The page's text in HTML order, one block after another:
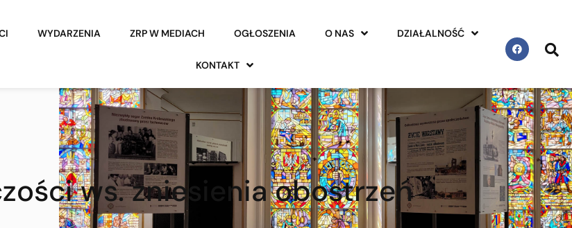
WYDARZENIA ZRP W MEDIACH OGŁOSZENIA O NAS DZIAŁALNOŚĆ
KONTAKT
ws. zniesienia obostrzeń